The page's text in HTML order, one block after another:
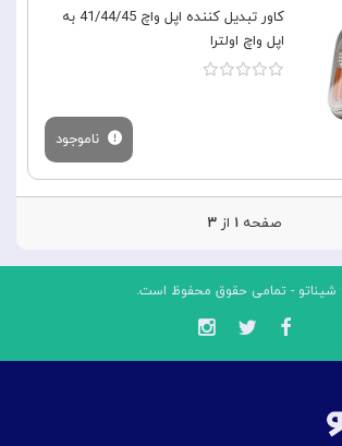
کاور تبدیل کننده اپل واچ 41/44/45 به
اپل واچ اولترا
ناموجود
صفحه۱ از۳
شیناتو - تمامی حقوق محفوظ است.